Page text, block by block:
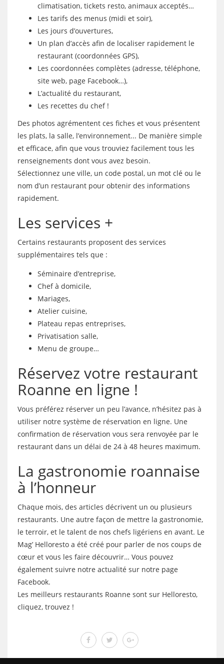
climatisation, tickets resto, animaux acceptés…
Les tarifs des menus (midi et soir),
Les jours d’ouvertures,
Un plan d’accès afin de localiser rapidement le
restaurant (coordonnées GPS),
Les coordonnées complètes (adresse, téléphone,
site web, page Facebook…),
L’actualité du restaurant,
Les recettes du chef !
Des photos agrémentent ces fiches et vous présentent
les plats, la salle, l’environnement... De manière simple
et efficace, afin que vous trouviez facilement tous les
renseignements dont vous avez besoin.
Sélectionnez une ville, un code postal, un mot clé ou le
nom d’un restaurant pour obtenir des informations
rapidement.
Les services +
Certains restaurants proposent des services
supplémentaires tels que :
Séminaire d’entreprise,
Chef à domicile,
Mariages,
Atelier cuisine,
Plateau repas entreprises,
Privatisation salle,
Menu de groupe…
Réservez votre restaurant
Roanne en ligne !
Vous préférez réserver un peu l’avance, n’hésitez pas à
utiliser notre système de réservation en ligne. Une
confirmation de réservation vous sera renvoyée par le
restaurant dans un délai de 24 à 48 heures maximum.
La gastronomie roannaise
à l’honneur
Chaque mois, des articles décrivent un ou plusieurs
restaurants. Une autre façon de mettre la gastronomie,
le terroir, et le talent de nos chefs ligériens en avant. Le
Mag’ Helloresto a été créé pour parler de nos coups de
cœur et vous les faire découvrir… Vous pouvez
également suivre notre actualité sur notre page
Facebook.
Les meilleurs restaurants Roanne sont sur Helloresto,
cliquez, trouvez !